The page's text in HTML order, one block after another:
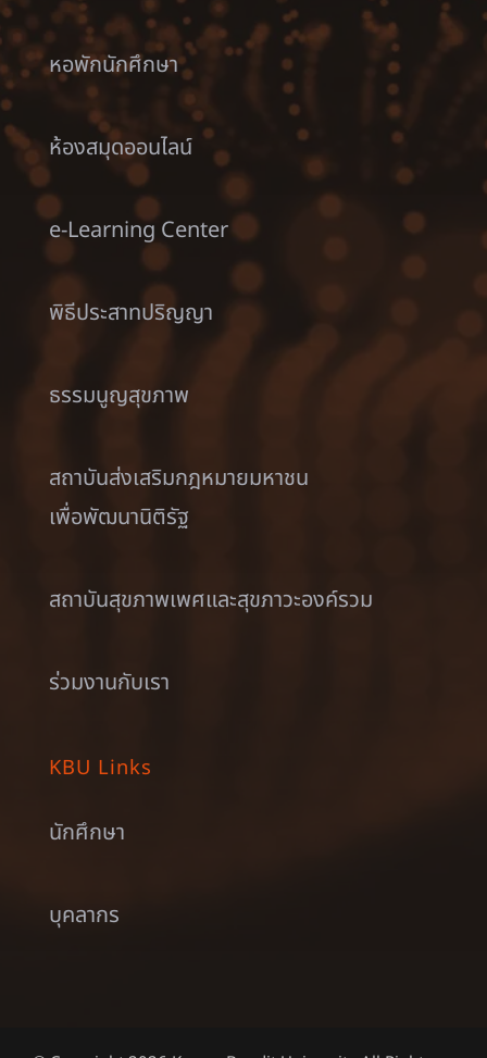
หอพักนักศึกษา
ห้องสมุดออนไลน์
e-Learning Center
พิธีประสาทปริญญา
ธรรมนูญสุขภาพ
สถาบันส่งเสริมกฎหมายมหาชน
เพื่อพัฒนานิติรัฐ
สถาบันสุขภาพเพศและสุขภาวะองค์รวม
ร่วมงานกับเรา
KBU Links
นักศึกษา
บุคลากร